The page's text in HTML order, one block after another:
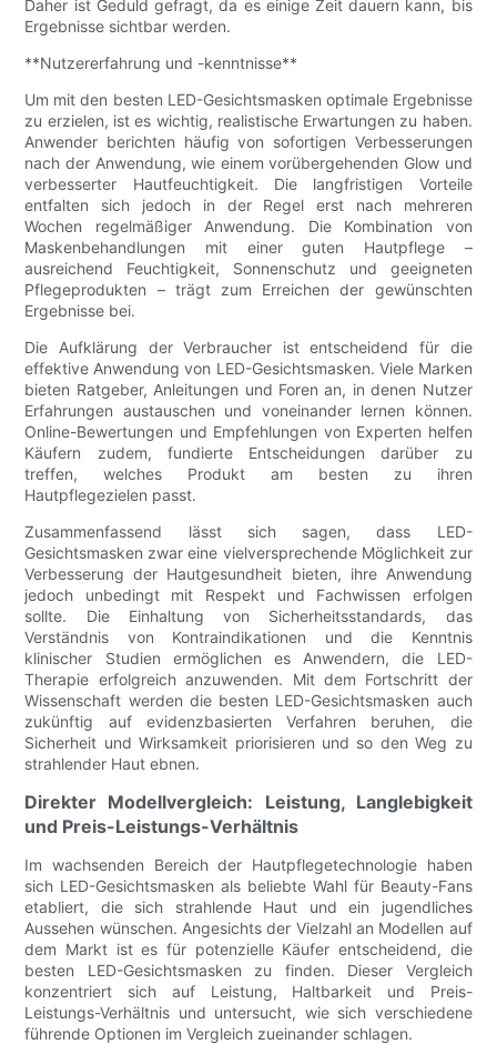
Daher ist Geduld gefragt, da es einige Zeit dauern kann, bis
Ergebnisse sichtbar werden.
**Nutzererfahrung und -kenntnisse**
Um mit den besten LED-Gesichtsmasken optimale Ergebnisse
zu erzielen, ist es wichtig, realistische Erwartungen zu haben.
Anwender berichten häufig von sofortigen Verbesserungen
nach der Anwendung, wie einem vorübergehenden Glow und
verbesserter Hautfeuchtigkeit. Die langfristigen Vorteile
entfalten sich jedoch in der Regel erst nach mehreren
Wochen regelmäßiger Anwendung. Die Kombination von
Maskenbehandlungen mit einer guten Hautpflege –
ausreichend Feuchtigkeit, Sonnenschutz und geeigneten
Pflegeprodukten – trägt zum Erreichen der gewünschten
Ergebnisse bei.
Die Aufklärung der Verbraucher ist entscheidend für die
effektive Anwendung von LED-Gesichtsmasken. Viele Marken
bieten Ratgeber, Anleitungen und Foren an, in denen Nutzer
Erfahrungen austauschen und voneinander lernen können.
Online-Bewertungen und Empfehlungen von Experten helfen
Käufern zudem, fundierte Entscheidungen darüber zu
treffen, welches Produkt am besten zu ihren
Hautpflegezielen passt.
Zusammenfassend lässt sich sagen, dass LED-
Gesichtsmasken zwar eine vielversprechende Möglichkeit zur
Verbesserung der Hautgesundheit bieten, ihre Anwendung
jedoch unbedingt mit Respekt und Fachwissen erfolgen
sollte. Die Einhaltung von Sicherheitsstandards, das
Verständnis von Kontraindikationen und die Kenntnis
klinischer Studien ermöglichen es Anwendern, die LED-
Therapie erfolgreich anzuwenden. Mit dem Fortschritt der
Wissenschaft werden die besten LED-Gesichtsmasken auch
zukünftig auf evidenzbasierten Verfahren beruhen, die
Sicherheit und Wirksamkeit priorisieren und so den Weg zu
strahlender Haut ebnen.
Direkter Modellvergleich: Leistung, Langlebigkeit
und Preis-Leistungs-Verhältnis
Im wachsenden Bereich der Hautpflegetechnologie haben
sich LED-Gesichtsmasken als beliebte Wahl für Beauty-Fans
etabliert, die sich strahlende Haut und ein jugendliches
Aussehen wünschen. Angesichts der Vielzahl an Modellen auf
dem Markt ist es für potenzielle Käufer entscheidend, die
besten LED-Gesichtsmasken zu finden. Dieser Vergleich
konzentriert sich auf Leistung, Haltbarkeit und Preis-
Leistungs-Verhältnis und untersucht, wie sich verschiedene
führende Optionen im Vergleich zueinander schlagen.